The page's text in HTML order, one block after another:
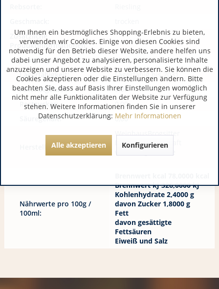
Zusätzliche
Produktinformationen:
Jahrgang:
2023
Lagerfähigkeit:
Lagerfähig bis 2031
Alkoholgehalt:
0,00
Restzucker:
0,00
Säuregehalt:
0,00
Hersteller / Importeur:
WeinhausBrogsitter
DE 53501 Grafschaft
www.brogsitter.de
Nährwerte pro 100g /
100ml:
Brennwert kJ 326,0000 kJ
Kohlenhydrate 2,4000 g
davon Zucker 1,8000 g
Fett
davon gesättigte
Fettsäuren
Eiweiß und Salz
Um Ihnen ein bestmögliches Shopping-Erlebnis zu bieten,
verwenden wir Cookies. Einige von diesen Cookies sind
notwendig für den Betrieb dieser Website, andere helfen uns
dabei unser Angebot zu analysieren, personalisierte Inhalte
anzuzeigen und unsere Website zu verbessern. Sie können die
Cookies akzeptieren oder die Einstellungen ändern. Bitte
beachten Sie, dass auf Basis Ihrer Einstellungen womöglich
nicht mehr alle Funktionalitäten der Website zur Verfügung
stehen. Weitere Informationen finden Sie in unserer
Datenschutzerklärung: Mehr Informationen
Alle akzeptieren Konfigurieren